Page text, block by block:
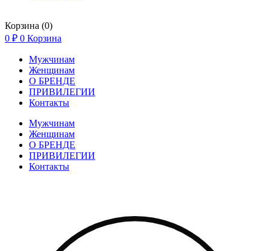
Корзина (0)
0 ₽ 0 Корзина
Мужчинам
Женщинам
О БРЕНДЕ
ПРИВИЛЕГИИ
Контакты
Мужчинам
Женщинам
О БРЕНДЕ
ПРИВИЛЕГИИ
Контакты